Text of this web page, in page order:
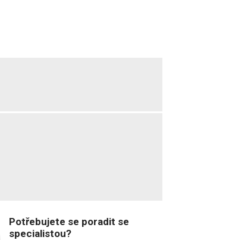
Potřebujete se poradit se
specialistou?